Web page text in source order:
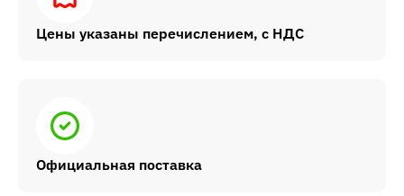
Цены указаны перечислением, с НДС
Официальная поставка